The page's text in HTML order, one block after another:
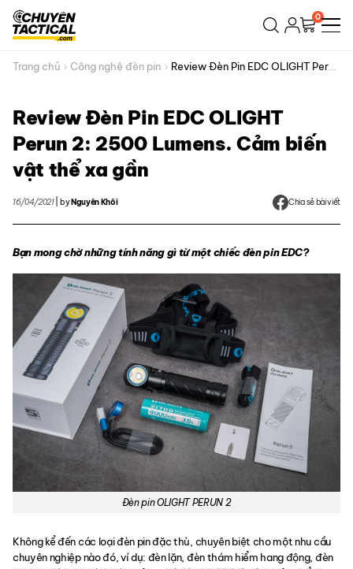
Bỏ
qua
dung
0
Trang chủ Công nghệ đèn pin
Review Đèn Pin EDC OLIGHT Perun
Review Đèn Pin EDC OLIGHT
Perun 2: 2500 Lumens. Cảm biến
vật thể xa gần
16/04/2021| byNguyên Khôi Chia sẻ bài viết
Bạn mong chờ những tính năng gì từ một chiếc đèn pin EDC?
Đèn pin OLIGHT PERUN 2
Không kể đến các loại đèn pin đặc thù, chuyên biệt cho một nhu cầu
chuyên nghiệp nào đó, ví dụ: đèn lặn, đèn thám hiểm hang động, đèn